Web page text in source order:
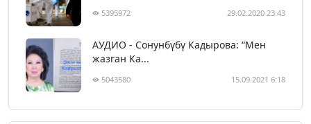
5395972 29.02.2020 23:43
АУДИО - Сонунбүбү Кадырова: “Мен
жазган Ка...
5043580 15.09.2021 6:18